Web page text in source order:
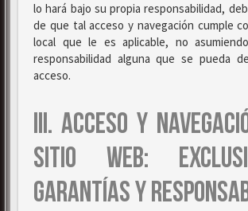
lo hará bajo su propia responsabilidad,
de que tal acceso y navegación cumple
local que le es aplicable, no
responsabilidad alguna que se pueda
acceso.
III. ACCESO Y
SITIO WEB:
GARANTÍAS Y